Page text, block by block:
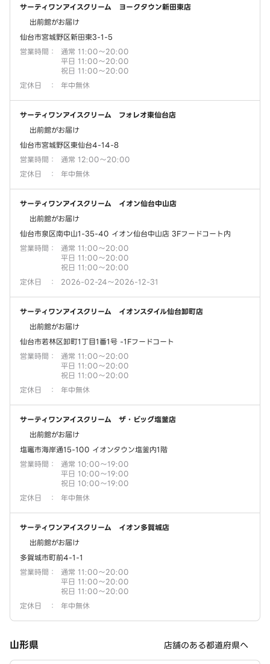
サーティワンアイスクリーム ヨークタウン新田東店
出前館がお届け
仙台市宮城野区新田東3-1-5
営業時間 ：
通常 11:00～20:00
平日 11:00～20:00
祝日 11:00～20:00
定休日
： 年中無休
サーティワンアイスクリーム フォレオ東仙台店
出前館がお届け
仙台市宮城野区東仙台4-14-8
営業時間 ：
通常 12:00～20:00
定休日
： 年中無休
サーティワンアイスクリーム イオン仙台中山店
出前館がお届け
仙台市泉区南中山1-35-40 イオン仙台中山店 3Fフードコート内
営業時間 ：
通常 11:00～20:00
平日 11:00～20:00
祝日 11:00～20:00
定休日
： 2026-02-24～2026-12-31
サーティワンアイスクリーム イオンスタイル仙台卸町店
出前館がお届け
仙台市若林区卸町1丁目1番1号 -1Fフードコート
営業時間 ：
通常 11:00～20:00
平日 11:00～20:00
祝日 11:00～20:00
定休日
： 年中無休
サーティワンアイスクリーム ザ・ビッグ塩釜店
出前館がお届け
塩竈市海岸通15-100 イオンタウン塩釜内1階
営業時間 ：
通常 10:00～19:00
平日 10:00～19:00
祝日 10:00～19:00
定休日
： 年中無休
サーティワンアイスクリーム イオン多賀城店
出前館がお届け
多賀城市町前4-1-1
営業時間 ：
通常 11:00～20:00
平日 11:00～20:00
祝日 11:00～20:00
定休日
： 年中無休
山形県 店舗のある都道府県へ